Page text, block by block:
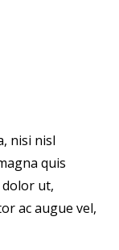
nisi nisl
quis
dolor ut,
ac augue vel,